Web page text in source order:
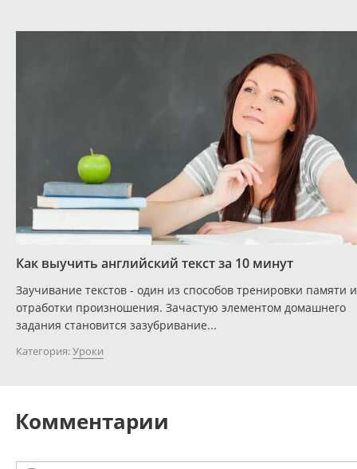
Как выучить английский текст за 10 минут
Заучивание текстов - один из способов тренировки памяти и
отработки произношения. Зачастую элементом домашнего
задания становится зазубривание...
Категория:Уроки
Комментарии